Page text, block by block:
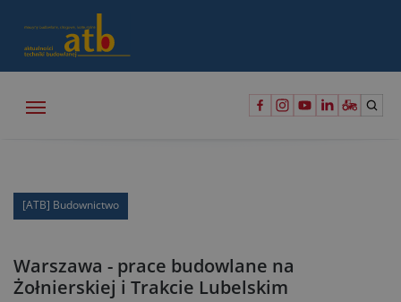
[ATB] Budownictwo
Warszawa - prace budowlane na
Żołnierskiej i Trakcie Lubelskim